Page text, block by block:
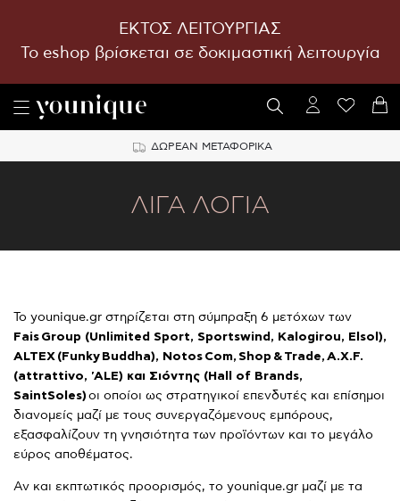
ΕΚΤΟΣ ΛΕΙΤΟΥΡΓΙΑΣ
To eshop βρίσκεται σε δοκιμαστική λειτουργία
ΔΩΡΕΑΝ ΜΕΤΑΦΟΡΙΚΑ
ΛΙΓΑ ΛΟΓΙΑ
Το younique.gr στηρίζεται στη σύμπραξη 6 μετόχων των
Fais Group (Unlimited Sport, Sportswind , Kalogirou, Elsol ),
Α LTEX ( Funky Buddha), Ν otos Com, Shop & Trade, A.X. F.
(attrattivo, 'ALE) και Σιόντης (Hall of Brands,
SaintSoles) οι οποίοι ως στρατηγικοί επενδυτές και επίσημοι
διανομείς μαζί με τους συνεργαζόμενους εμπόρους,
εξασφαλίζουν τη γνησιότητα των προϊόντων και το μεγάλο
εύρος αποθέματος.
Αν και εκπτωτικός προορισμός, το younique.gr μαζί με τα